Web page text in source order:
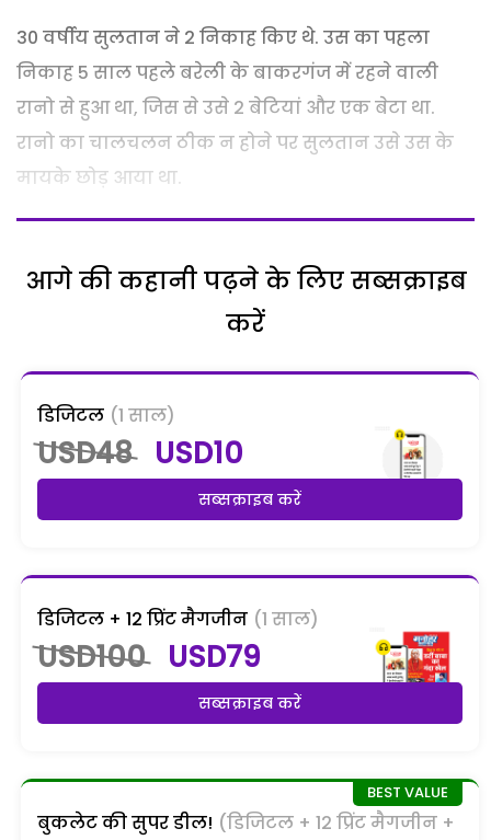
30 वर्षीय सुलतान ने 2 निकाह किए थे. उस का पहला
निकाह 5 साल पहले बरेली के बाकरगंज में रहने वाली
रानो से हुआ था, जिस से उसे 2 बेटियां और एक बेटा था.
रानो का चालचलन ठीक न होने पर सुलतान उसे उस के
मायके छोड़ आया था.
आगे की कहानी पढ़ने के लिए सब्सक्राइब
करें
डिजिटल (1 साल)
USD48 USD10
सब्सक्राइब करें
डिजिटल + 12 प्रिंट मैगजीन (1 साल)
USD100 USD79
सब्सक्राइब करें
बुकलेट की सुपर डील! (डिजिटल + 12 प्रिंट मैगजीन +